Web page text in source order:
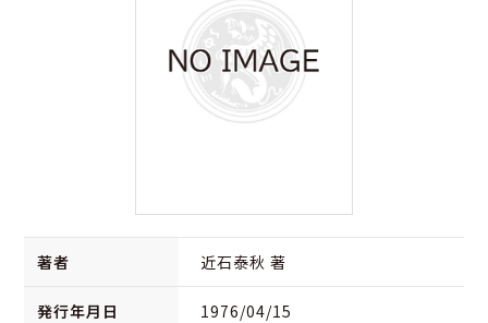
著者 近石泰秋 著
発行年月日 1976/04/15